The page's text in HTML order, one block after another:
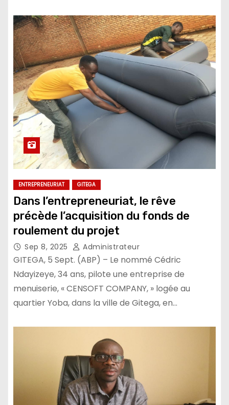
ENTREPRENEURIAT GITEGA
Dans l’entrepreneuriat, le rêve
précède l’acquisition du fonds de
roulement du projet
Sep 8, 2025 Administrateur
GITEGA, 5 Sept. (ABP) – Le nommé Cédric
Ndayizeye, 34 ans, pilote une entreprise de
menuiserie, « CENSOFT COMPANY, » logée au
quartier Yoba, dans la ville de Gitega, en…